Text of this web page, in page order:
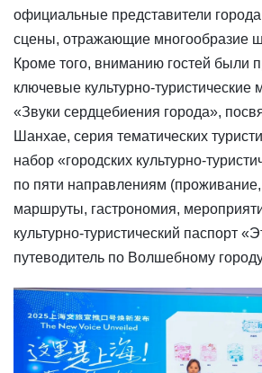
официальные представители
сцены, отражающие многообразие
Кроме того, вниманию гостей были
ключевые культурно-туристические
«Звуки сердцебиения города»,
Шанхае, серия тематических
набор «городских культурно-
по пяти направлениям
маршруты, гастрономия,
культурно-туристический паспорт
путеводитель по Волшебному